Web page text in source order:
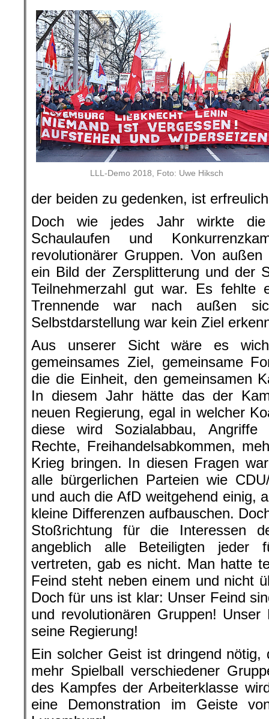
LLL-Demo 2018, Foto: Uwe Hiksch
der beiden zu gedenken, ist
Doch wie jedes Jahr wirkte
Schaulaufen und
revolutionärer Gruppen. Von
ein Bild der Zersplitterung und der
Teilnehmerzahl gut war. Es fehlte
Trennende war nach außen
Selbstdarstellung war kein Ziel
Aus unserer Sicht wäre es
gemeinsames Ziel, gemeinsame
die die Einheit, den gemeinsamen
In diesem Jahr hätte das der
neuen Regierung, egal in welcher
diese wird Sozialabbau, Angriffe
Rechte, Freihandelsabkommen,
Krieg bringen. In diesen Fragen
alle bürgerlichen Parteien wie
und auch die AfD weitgehend einig,
kleine Differenzen aufbauschen.
Stoßrichtung für die Interessen
angeblich alle Beteiligten jeder
vertreten, gab es nicht. Man hatte
Feind steht neben einem und nicht
Doch für uns ist klar: Unser Feind
und revolutionären Gruppen!
seine Regierung!
Ein solcher Geist ist dringend nötig,
mehr Spielball verschiedener
des Kampfes der Arbeiterklasse
eine Demonstration im Geiste